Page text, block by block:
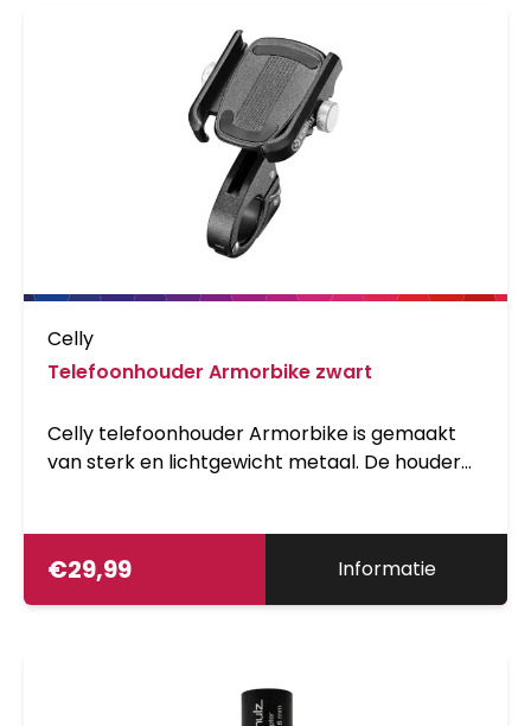
Celly
Telefoonhouder Armorbike zwart
Celly telefoonhouder Armorbike is gemaakt
van sterk en lichtgewicht metaal. De houder
verschillende rubberdiktes geschikt voor elke
stuurbocht
€29,99 Informatie